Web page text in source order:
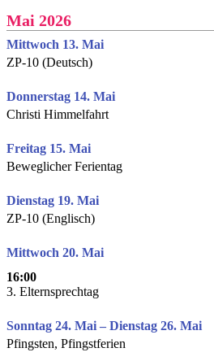
Mai 2026
Mittwoch 13. Mai
ZP-10 (Deutsch)
Donnerstag 14. Mai
Christi Himmelfahrt
Freitag 15. Mai
Beweglicher Ferientag
Dienstag 19. Mai
ZP-10 (Englisch)
Mittwoch 20. Mai
16:00
3. Elternsprechtag
Sonntag 24. Mai – Dienstag 26. Mai
Pfingsten, Pfingstferien